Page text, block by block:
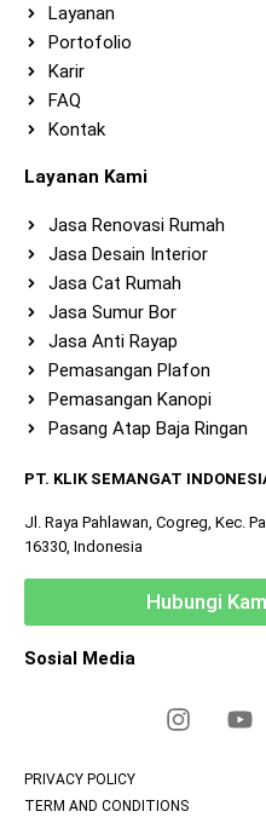
Layanan
Portofolio
Karir
FAQ
Kontak
Layanan Kami
Jasa Renovasi Rumah
Jasa Desain Interior
Jasa Cat Rumah
Jasa Sumur Bor
Jasa Anti Rayap
Pemasangan Plafon
Pemasangan Kanopi
Pasang Atap Baja Ringan
PT. KLIK SEMANGAT
Jl. Raya Pahlawan, Cogreg, Kec.
16330, Indonesia
Hubungi
Sosial Media
PRIVACY POLICY
TERM AND CONDITIONS